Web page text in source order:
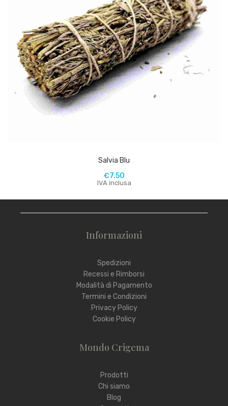
Salvia Blu
€7.50
IVA inclusa
Informazioni
Spedizioni
Recessi e Rimborsi
Modalità di Pagamento
Termini e Condizioni
Privacy Policy
Cookie Policy
Mondo Crigema
Prodotti
Chi siamo
Blog